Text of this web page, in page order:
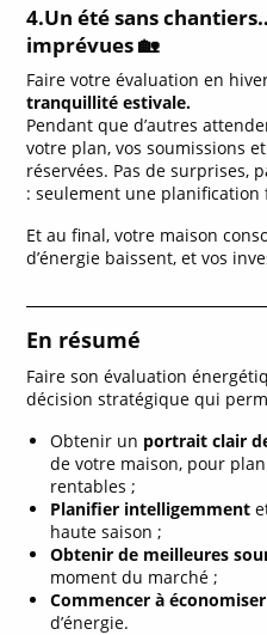
4.Un été sans
imprévues🏡
Faire votre évaluation en
tranquillité estivale.
Pendant que d’autres
votre plan, vos soumissions
réservées. Pas de surprises,
: seulement une planification
Et au final, votre maison
d’énergie baissent, et vos
En résumé
Faire son évaluation
décision stratégique qui
Obtenir un portrait clair
de votre maison, pour
rentables ;
Planifier intelligemment
haute saison ;
Obtenir de meilleures
moment du marché ;
Commencer à
d’énergie.